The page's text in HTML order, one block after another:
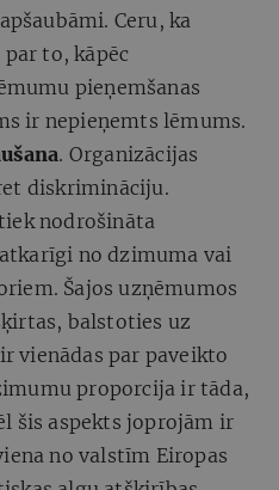
Ceru, ka
to, kāpēc
pieņemšanas
ir nepieņemts lēmums.
. Organizācijas
diskrimināciju.
nodrošināta
no dzimuma vai
Šajos uzņēmumos
balstoties uz
vienādas par paveikto
proporcija ir tāda,
šis aspekts joprojām ir
no valstīm Eiropas